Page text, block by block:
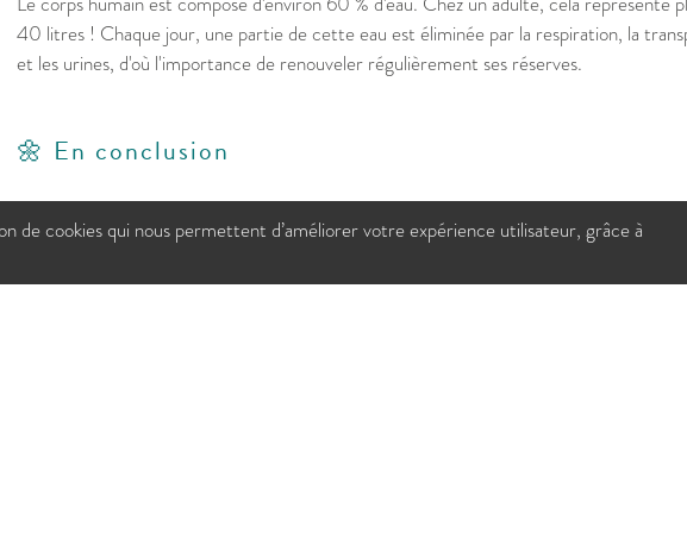
40 litres ! Chaque jour, une partie de cette eau est éliminée par la respiration, la
et les urines, d'où l'importance de renouveler régulièrement ses réserves.
🌼 En conclusion
Avoir davantage soif lorsque les températures augmentent est généralement une
à fait normale. C'est même une preuve que votre organisme fait correctement son
Finalement, notre corps est un peu comme une plante au printemps : avec un peu
de cookies qui nous permettent d’améliorer votre expérience utilisateur, grâce à